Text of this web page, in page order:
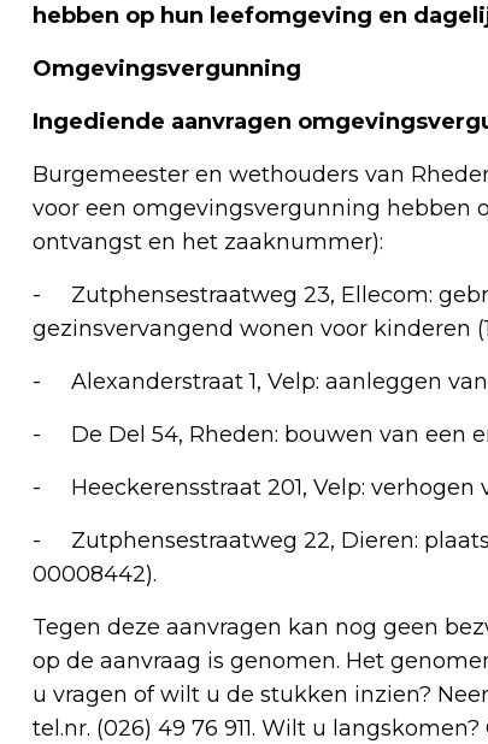
hebben op hun leefomgeving en
Omgevingsvergunning
Ingediende aanvragen
Burgemeester en wethouders van
voor een omgevingsvergunning hebben
ontvangst en het zaaknummer):
- Zutphensestraatweg 23, Ellecom:
gezinsvervangend wonen voor kinderen
- Alexanderstraat 1, Velp: aanleggen
- De Del 54, Rheden: bouwen van een
- Heeckerensstraat 201, Velp: verhogen
- Zutphensestraatweg 22, Dieren:
00008442).
Tegen deze aanvragen kan nog geen
op de aanvraag is genomen. Het
u vragen of wilt u de stukken inzien?
tel.nr. (026) 49 76 911. Wilt u